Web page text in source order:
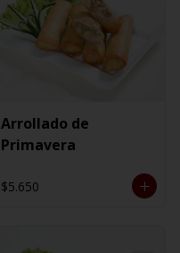
Arrollado de
Primavera
$5.650